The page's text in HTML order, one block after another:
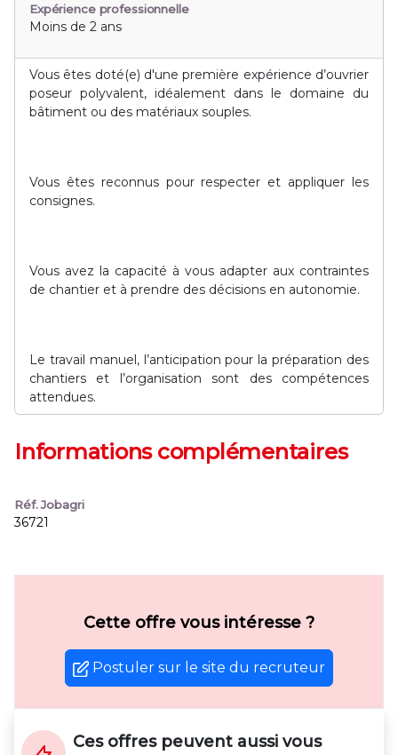
Expérience professionnelle
Moins de 2 ans
Vous êtes doté(e) d'une première expérience d’ouvrier
poseur polyvalent, idéalement dans le domaine du
bâtiment ou des matériaux souples.
Vous êtes reconnus pour respecter et appliquer les
consignes.
Vous avez la capacité à vous adapter aux contraintes
de chantier et à prendre des décisions en autonomie.
Le travail manuel, l’anticipation pour la préparation des
chantiers et l’organisation sont des compétences
attendues.
Informations complémentaires
Réf. Jobagri
36721
Cette offre vous intéresse ?
Postuler sur le site du recruteur
Ces offres peuvent aussi vous